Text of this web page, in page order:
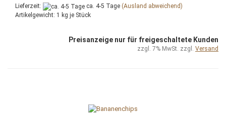
Lieferzeit: ca. 4-5 Tage (Ausland abweichend)
Artikelgewicht: 1 kg je Stück
Preisanzeige nur für freigeschaltete Kunden
zzgl. 7% MwSt. zzgl. Versand